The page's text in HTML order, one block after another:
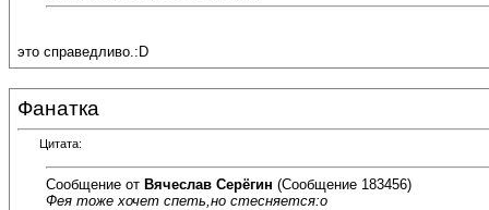
это справедливо.:D
Фанатка
Цитата:
Сообщение от Вячеслав Серёгин (Сообщение 183456)
Фея тоже хочет спеть,но стесняется:o